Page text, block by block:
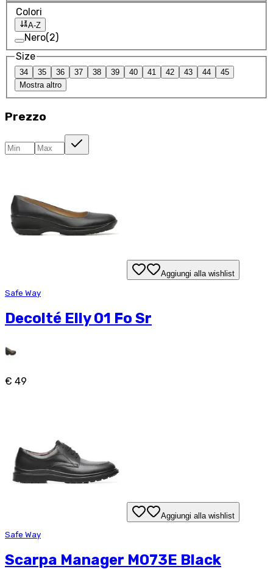
Colori
A-Z
Nero(2)
Size
34 35 36 37 38 39 40 41 42 43 44
45
Mostra altro
Prezzo
Aggiungi alla wishlist
Safe Way
Decolté Elly 01 Fo Sr
€ 49
Aggiungi alla wishlist
Safe Way
Scarpa Manager M073E Black